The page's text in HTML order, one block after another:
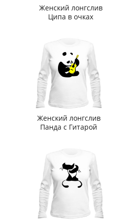
Женский лонгслив
Ципа в очках
Женский лонгслив
Панда с Гитарой